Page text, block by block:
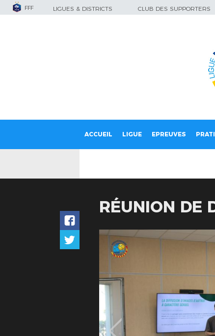
FFF LIGUES & DISTRICTS CLUB DES SUPPORTERS
ACCUEIL LIGUE EPREUVES
RÉUNION DE